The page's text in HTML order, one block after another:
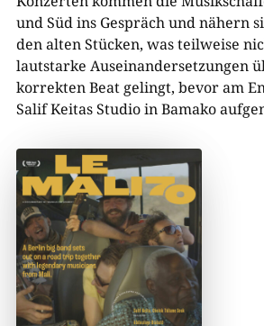
und Süd ins Gespräch und nähern
den alten Stücken, was teilweise
lautstarke Auseinandersetzungen
korrekten Beat gelingt, bevor am
Salif Keitas Studio in Bamako